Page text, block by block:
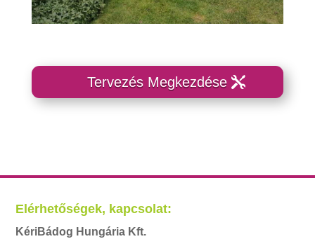
Tervezés Megkezdése
Elérhetőségek, kapcsolat:
KériBádog Hungária Kft.